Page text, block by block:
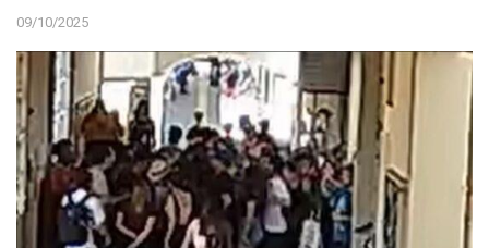
09/10/2025